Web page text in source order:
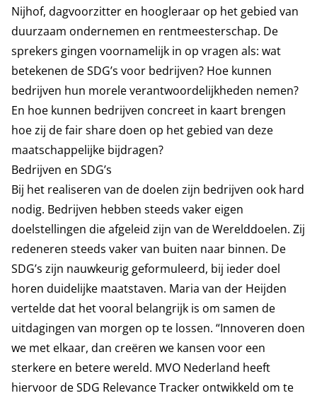
Nijhof, dagvoorzitter en hoogleraar op het gebied van
duurzaam ondernemen en rentmeesterschap. De
sprekers gingen voornamelijk in op vragen als: wat
betekenen de SDG’s voor bedrijven? Hoe kunnen
bedrijven hun morele verantwoordelijkheden nemen?
En hoe kunnen bedrijven concreet in kaart brengen
hoe zij de fair share doen op het gebied van deze
maatschappelijke bijdragen?
Bedrijven en SDG’s
Bij het realiseren van de doelen zijn bedrijven ook hard
nodig. Bedrijven hebben steeds vaker eigen
doelstellingen die afgeleid zijn van de Werelddoelen. Zij
redeneren steeds vaker van buiten naar binnen. De
SDG’s zijn nauwkeurig geformuleerd, bij ieder doel
horen duidelijke maatstaven. Maria van der Heijden
vertelde dat het vooral belangrijk is om samen de
uitdagingen van morgen op te lossen. “Innoveren doen
we met elkaar, dan creëren we kansen voor een
sterkere en betere wereld. MVO Nederland heeft
hiervoor de SDG Relevance Tracker ontwikkeld om te